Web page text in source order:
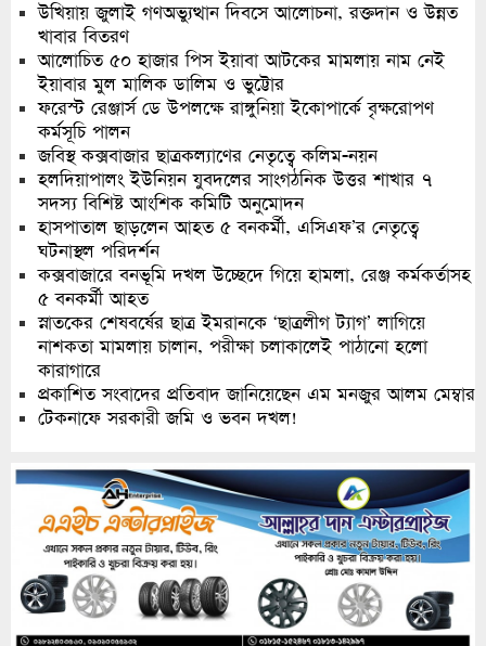
উখিয়ায় জুলাই গণঅভ্যুত্থান দিবসে আলোচনা, রক্তদান ও উন্নত
খাবার বিতরণ
আলোচিত ৫০ হাজার পিস ইয়াবা আটকের মামলায় নাম নেই
ইয়াবার মুল মালিক ডালিম ও ভুট্টোর
ফরেস্ট রেঞ্জার্স ডে উপলক্ষে রাঙ্গুনিয়া ইকোপার্কে বৃক্ষরোপণ
কর্মসূচি পালন
জবিস্থ কক্সবাজার ছাত্রকল্যাণের নেতৃত্বে কলিম-নয়ন
হলদিয়াপালং ইউনিয়ন যুবদলের সাংগঠনিক উত্তর শাখার ৭
সদস্য বিশিষ্ট আংশিক কমিটি অনুমোদন
হাসপাতাল ছাড়লেন আহত ৫ বনকর্মী, এসিএফ’র নেতৃত্বে
ঘটনাস্থল পরিদর্শন
কক্সবাজারে বনভূমি দখল উচ্ছেদে গিয়ে হামলা, রেঞ্জ কর্মকর্তাসহ
৫ বনকর্মী আহত
স্নাতকের শেষবর্ষের ছাত্র ইমরানকে ‘ছাত্রলীগ ট্যাগ’ লাগিয়ে
নাশকতা মামলায় চালান, পরীক্ষা চলাকালেই পাঠানো হলো
কারাগারে
প্রকাশিত সংবাদের প্রতিবাদ জানিয়েছেন এম মনজুর আলম মেম্বার
টেকনাফে সরকারী জমি ও ভবন দখল!